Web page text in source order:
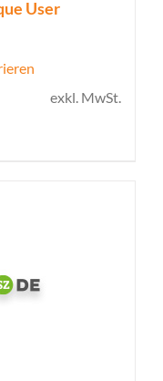
User
exkl. MwSt.